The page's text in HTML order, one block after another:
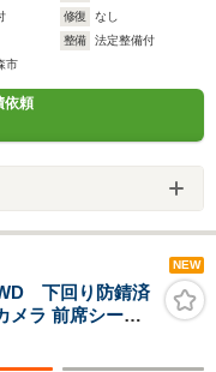
修復
なし
整備
法定整備付
市
依頼
NEW
下回り防錆済
メラ 前席シート
ール 衝突被害軽